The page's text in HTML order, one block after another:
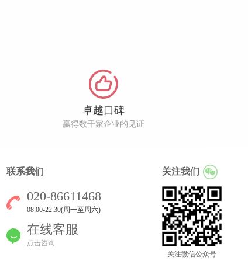
卓越口碑
赢得数千家企业的见证
联系我们
020-86611468
08:00-22:30(周一至周六)
在线客服
点击咨询
关注我们
关注微信公众号